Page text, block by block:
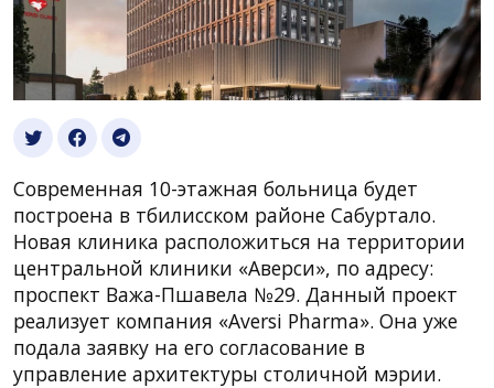
Современная 10-этажная больница будет
построена в тбилисском районе Сабуртало.
Новая клиника расположиться на территории
центральной клиники «Аверси», по адресу:
проспект Важа-Пшавела №29. Данный проект
реализует компания «Aversi Pharma». Она уже
подала заявку на его согласование в
управление архитектуры столичной мэрии.